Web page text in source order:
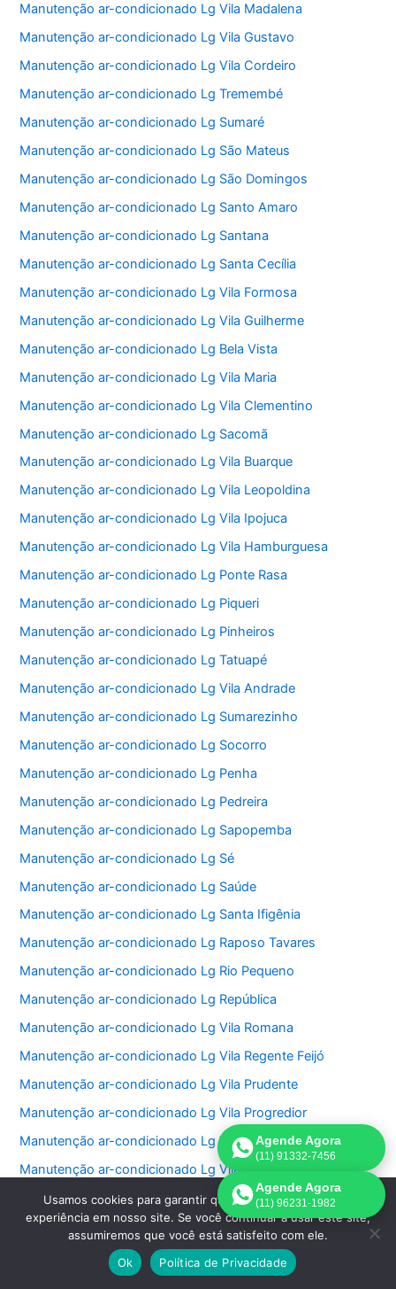
Manutenção ar-condicionado Lg Vila Madalena
Manutenção ar-condicionado Lg Vila Gustavo
Manutenção ar-condicionado Lg Vila Cordeiro
Manutenção ar-condicionado Lg Tremembé
Manutenção ar-condicionado Lg Sumaré
Manutenção ar-condicionado Lg São Mateus
Manutenção ar-condicionado Lg São Domingos
Manutenção ar-condicionado Lg Santo Amaro
Manutenção ar-condicionado Lg Santana
Manutenção ar-condicionado Lg Santa Cecília
Manutenção ar-condicionado Lg Vila Formosa
Manutenção ar-condicionado Lg Vila Guilherme
Manutenção ar-condicionado Lg Bela Vista
Manutenção ar-condicionado Lg Vila Maria
Manutenção ar-condicionado Lg Vila Clementino
Manutenção ar-condicionado Lg Sacomã
Manutenção ar-condicionado Lg Vila Buarque
Manutenção ar-condicionado Lg Vila Leopoldina
Manutenção ar-condicionado Lg Vila Ipojuca
Manutenção ar-condicionado Lg Vila Hamburguesa
Manutenção ar-condicionado Lg Ponte Rasa
Manutenção ar-condicionado Lg Piqueri
Manutenção ar-condicionado Lg Pinheiros
Manutenção ar-condicionado Lg Tatuapé
Manutenção ar-condicionado Lg Vila Andrade
Manutenção ar-condicionado Lg Sumarezinho
Manutenção ar-condicionado Lg Socorro
Manutenção ar-condicionado Lg Penha
Manutenção ar-condicionado Lg Pedreira
Manutenção ar-condicionado Lg Sapopemba
Manutenção ar-condicionado Lg Sé
Manutenção ar-condicionado Lg Saúde
Manutenção ar-condicionado Lg Santa Ifigênia
Manutenção ar-condicionado Lg Raposo Tavares
Manutenção ar-condicionado Lg Rio Pequeno
Manutenção ar-condicionado Lg República
Manutenção ar-condicionado Lg Vila Romana
Manutenção ar-condicionado Lg Vila Regente Feijó
Manutenção ar-condicionado Lg Vila Prudente
Manutenção ar-condicionado Lg Vila Progredior
Manutenção ar-condicionado Lg Vila Pompéia
Manutenção ar-condicionado Lg Vila Olímpia
Manutenção ar-condicionado Lg Vila Nova Conceição
Manutenção ar-condicionado Lg Vila Nivi
Manutenção ar-condicionado Lg Vila Medeiros
Agende Agora
(11) 91332-7456
Agende Agora
(11) 96231-1982
Usamos cookies para garantir que oferecemos a melhor
experiência em nosso site. Se você continuar a usar este site,
assumiremos que você está satisfeito com ele.
Ok
Política de Privacidade